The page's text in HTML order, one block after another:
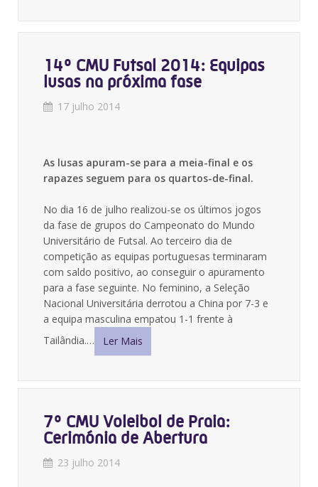
14º CMU Futsal 2014: Equipas
lusas na próxima fase
17 julho 2014
As lusas apuram-se para a meia-final e os
rapazes seguem para os quartos-de-final.
No dia 16 de julho realizou-se os últimos jogos
da fase de grupos do Campeonato do Mundo
Universitário de Futsal. Ao terceiro dia de
competição as equipas portuguesas terminaram
com saldo positivo, ao conseguir o apuramento
para a fase seguinte. No feminino, a Seleção
Nacional Universitária derrotou a China por 7-3 e
a equipa masculina empatou 1-1 frente à
Tailândia.…
Ler Mais
7º CMU Voleibol de Praia:
Cerimónia de Abertura
23 julho 2014